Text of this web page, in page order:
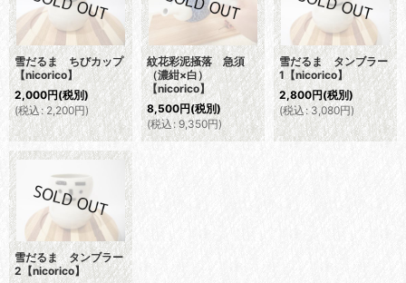
雪だるま ちびカップ
【nicorico】
2,000円(税別)
(税込: 2,200円)
紋花彩泥掻落 急須
（濃紺×白）
【nicorico】
8,500円(税別)
(税込: 9,350円)
雪だるま タンブラー
1【nicorico】
2,800円(税別)
(税込: 3,080円)
雪だるま タンブラー
2【nicorico】